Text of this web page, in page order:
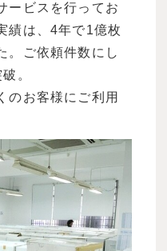
ービスを行ってお
績は、4年で1億枚
。ご依頼件数にし
。
のお客様にご利用